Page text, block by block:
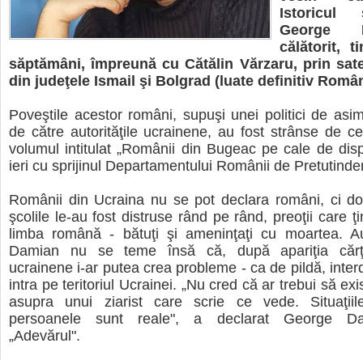
Istoricul
George
călătorit,
săptămâni, împreună cu Cătălin Vărzaru, prin
din judeţele Ismail şi Bolgrad (luate definitiv
Poveştile acestor români, supuşi unei politici de
de către autorităţile ucrainene, au fost strânse de
volumul intitulat „Românii din Bugeac pe cale de
ieri cu sprijinul Departamentului Românii de
Românii din Ucraina nu se pot declara români, ci
şcolile le-au fost distruse rând pe rând, preoţii care
limba română - bătuţi şi ameninţaţi cu moartea.
Damian nu se teme însă că, după apariţia
ucrainene i-ar putea crea probleme - ca de pildă,
intra pe teritoriul Ucrainei. „Nu cred că ar trebui să
asupra unui ziarist care scrie ce vede.
persoanele sunt reale", a declarat George
„Adevărul".